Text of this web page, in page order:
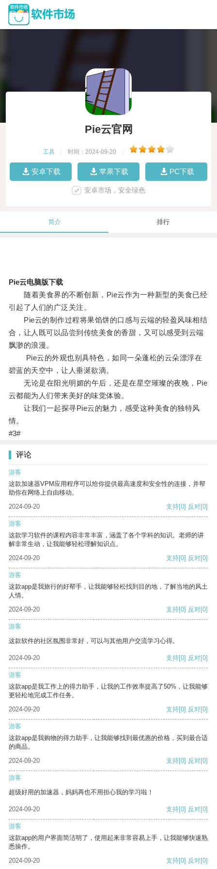
Pie云官网
工具 时间：2024-09-20
安卓下载 苹果下载 PC下载
安卓市场，安全绿色
简介 排行
Pie云电脑版下载
随着美食界的不断创新，Pie云作为一种新型的美食已经
引起了人们的广泛关注。
Pie云的制作过程将果馅饼的口感与云端的轻盈风味相结
合，让人既可以品尝到传统美食的香甜，又可以感受到云端
飘渺的浪漫。
Pie云的外观也别具特色，如同一朵蓬松的云朵漂浮在
碧蓝的天空中，让人垂涎欲滴。
无论是在阳光明媚的午后，还是在星空璀璨的夜晚，Pie
云都能为人们带来美好的味觉体验。
让我们一起探寻Pie云的魅力，感受这种美食的独特风
情。
#3#
评论
游客
这款加速器VPM应用程序可以给你提供最高速度和安全性的连接，并帮
助你在网络上自由移动。
2024-09-20
支持[0] 反对[0]
游客
这款学习软件的课程内容非常丰富，涵盖了各个学科的知识。老师的讲
解非常生动，让我能够轻松理解知识点。
2024-09-20
支持[0] 反对[0]
游客
这款app是我旅行的好帮手，让我能够轻松找到目的地，了解当地的风土
人情。
2024-09-20
支持[0] 反对[0]
游客
这款软件的社区氛围非常好，可以与其他用户交流学习心得。
2024-09-20 支持[0] 反对[0]
游客
这款app是我工作上的得力助手，让我的工作效率提高了50%，让我能够
更轻松地完成工作任务。
2024-09-20
支持[0] 反对[0]
游客
这款app是我购物的得力助手，让我能够找到最优惠的价格，买到最合适
的商品。
2024-09-20
支持[0] 反对[0]
游客
超级好用的加速器，妈妈再也不用担心我的学习啦！
2024-09-20 支持[0] 反对[0]
游客
这款app的用户界面简洁明了，使用起来非常容易上手，让我能够快速熟
悉操作。
2024-09-20
支持[0] 反对[0]